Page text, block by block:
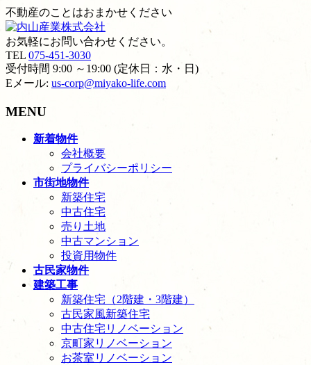
不動産のことはおまかせください
お気軽にお問い合わせください。
TEL 075-451-3030
受付時間 9:00 ～19:00 (定休日：水・日)
Eメール: us-corp@miyako-life.com
MENU
新着物件
会社概要
プライバシーポリシー
市街地物件
新築住宅
中古住宅
売り土地
中古マンション
投資用物件
古民家物件
建築工事
新築住宅（2階建・3階建）
古民家風新築住宅
中古住宅リノベーション
京町家リノベーション
お茶室リノベーション